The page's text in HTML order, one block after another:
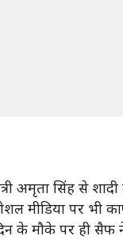
अमृता सिंह से
मीडिया पर भी
के मौके पर ही सैफ